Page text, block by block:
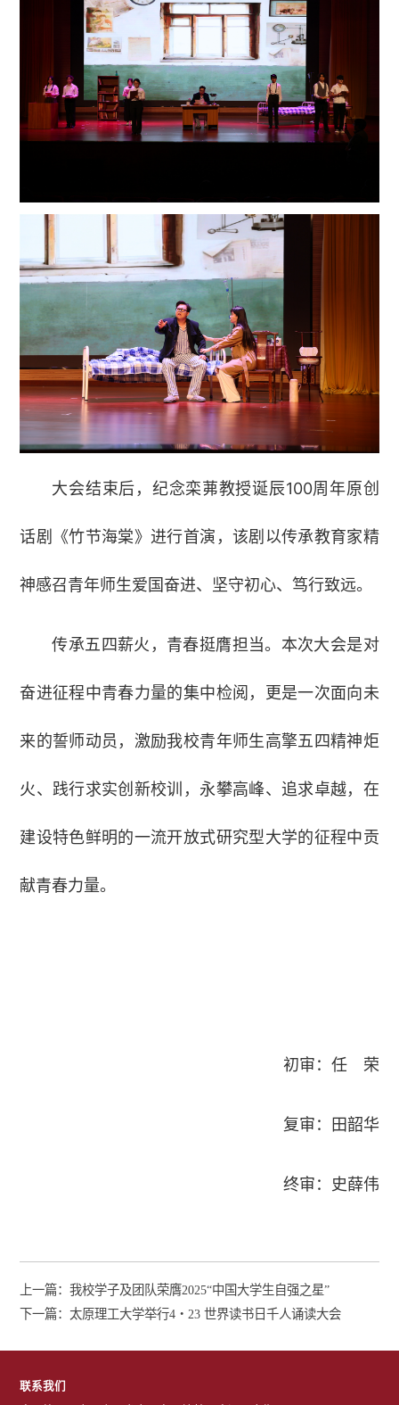
大会结束后，纪念栾茀教授诞辰100周年原创
话剧《竹节海棠》进行首演，该剧以传承教育家精
神感召青年师生爱国奋进、坚守初心、笃行致远。
传承五四薪火，青春挺膺担当。本次大会是对
奋进征程中青春力量的集中检阅，更是一次面向未
来的誓师动员，激励我校青年师生高擎五四精神炬
火、践行求实创新校训，永攀高峰、追求卓越，在
建设特色鲜明的一流开放式研究型大学的征程中贡
献青春力量。
初审：任 荣
复审：田韶华
终审：史薛伟
上一篇：我校学子及团队荣膺2025“中国大学生自强之星”
下一篇： 太原理工大学举行4・23 世界读书日千人诵读大会
联系我们